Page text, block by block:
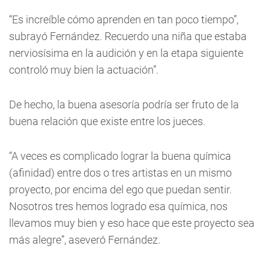
“Es increíble cómo aprenden en tan poco tiempo”,
subrayó Fernández. Recuerdo una niña que estaba
nerviosísima en la audición y en la etapa siguiente
controló muy bien la actuación”.
De hecho, la buena asesoría podría ser fruto de la
buena relación que existe entre los jueces.
“A veces es complicado lograr la buena química
(afinidad) entre dos o tres artistas en un mismo
proyecto, por encima del ego que puedan sentir.
Nosotros tres hemos logrado esa química, nos
llevamos muy bien y eso hace que este proyecto sea
más alegre”, aseveró Fernández.